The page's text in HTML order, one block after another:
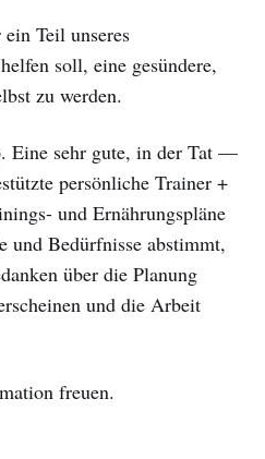
Teil unseres
soll, eine gesündere,
zu werden.
Eine sehr gute, in der Tat —
persönliche Trainer +
und Ernährungspläne
und Bedürfnisse abstimmt,
über die Planung
und die Arbeit
freuen.